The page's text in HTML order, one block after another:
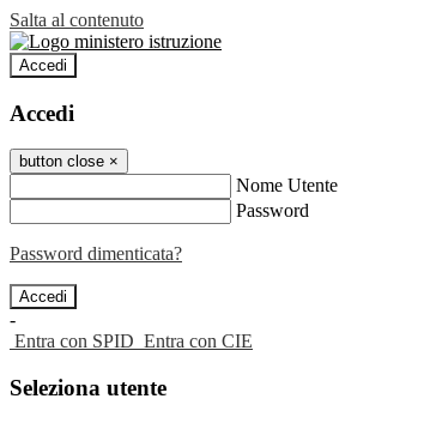
Salta al contenuto
Accedi
Accedi
button close ×
Nome Utente
Password
Password dimenticata?
-
Entra con SPID Entra con CIE
Seleziona utente